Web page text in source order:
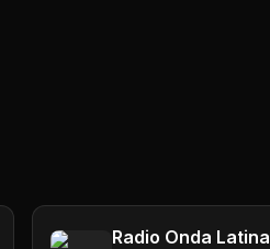
Radio Onda Latina